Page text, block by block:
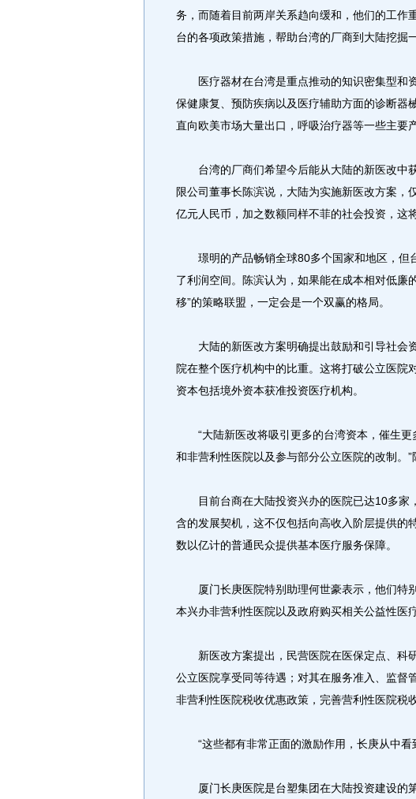
务，而随着目前两岸关系趋向缓和，他们的工作
台的各项政策措施，帮助台湾的厂商到大陆挖掘
医疗器材在台湾是重点推动的知识密集型和
保健康复、预防疾病以及医疗辅助方面的诊断器
直向欧美市场大量出口，呼吸治疗器等一些主要
台湾的厂商们希望今后能从大陆的新医改中
限公司董事长陈滨说，大陆为实施新医改方案，
亿元人民币，加之数额同样不菲的社会投资，这
璟明的产品畅销全球80多个国家和地区，但
了利润空间。陈滨认为，如果能在成本相对低廉
移”的策略联盟，一定会是一个双赢的格局。
大陆的新医改方案明确提出鼓励和引导社会
院在整个医疗机构中的比重。这将打破公立医院
资本包括境外资本获准投资医疗机构。
“大陆新医改将吸引更多的台湾资本，催生更
和非营利性医院以及参与部分公立医院的改制。”
目前台商在大陆投资兴办的医院已达10多家
含的发展契机，这不仅包括向高收入阶层提供的
数以亿计的普通民众提供基本医疗服务保障。
厦门长庚医院特别助理何世豪表示，他们特
本兴办非营利性医院以及政府购买相关公益性医
新医改方案提出，民营医院在医保定点、科
公立医院享受同等待遇；对其在服务准入、监督
非营利性医院税收优惠政策，完善营利性医院税
“这些都有非常正面的激励作用，长庚从中看
厦门长庚医院是台塑集团在大陆投资建设的第